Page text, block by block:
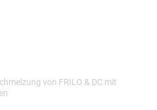
von FRILO & DC mit